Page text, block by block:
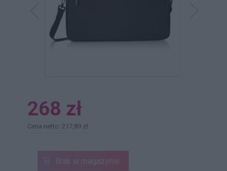
268 zł
Cena netto: 217,89 zł
Brak w magazynie